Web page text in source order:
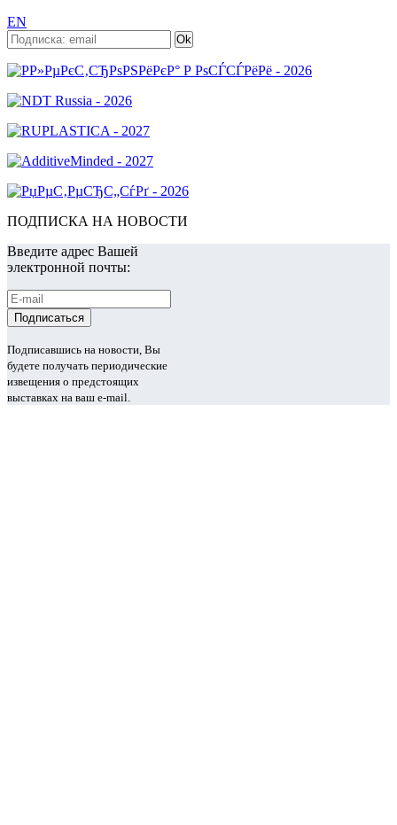
EN
ПОДПИСКА НА НОВОСТИ
Введите адрес Вашей
электронной почты:
Подписавшись на новости, Вы
будете получать периодические
извещения о предстоящих
выставках на ваш e-mail.